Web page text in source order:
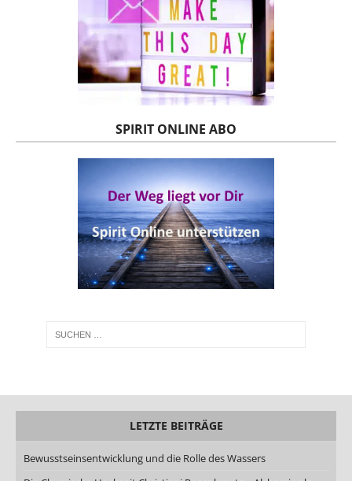
SPIRIT ONLINE ABO
LETZTE BEITRÄGE
Bewusstseinsentwicklung und die Rolle des Wassers